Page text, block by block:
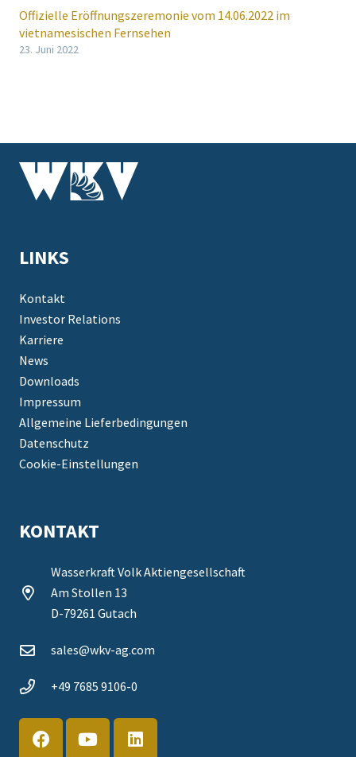
Offizielle Eröffnungszeremonie vom 14.06.2022 im
vietnamesischen Fernsehen
23. Juni 2022
LINKS
Kontakt
Investor Relations
Karriere
News
Downloads
Impressum
Allgemeine Lieferbedingungen
Datenschutz
Cookie-Einstellungen
KONTAKT
Wasserkraft Volk Aktiengesellschaft
Am Stollen 13
D-79261 Gutach
sales@wkv-ag.com
+49 7685 9106-0